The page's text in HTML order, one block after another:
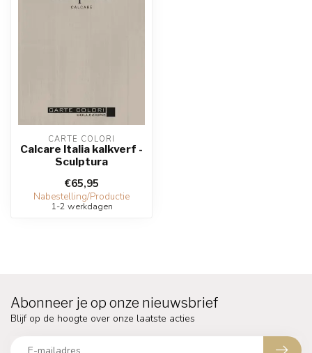
CARTE COLORI
Calcare Italia kalkverf -
Sculptura
€65,95
Nabestelling/Productie
1-2 werkdagen
Abonneer je op onze nieuwsbrief
Blijf op de hoogte over onze laatste acties